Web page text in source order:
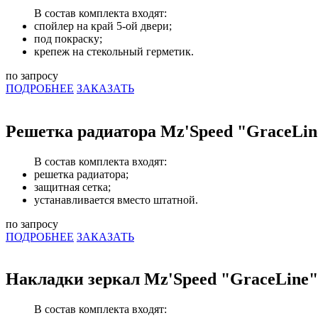
В состав комплекта входят:
спойлер на край 5-ой двери;
под покраску;
крепеж на стекольный герметик.
по запросу
ПОДРОБНЕЕ ЗАКАЗАТЬ
Решетка радиатора Mz'Speed
В состав комплекта входят:
решетка радиатора;
защитная сетка;
устанавливается вместо штатной.
по запросу
ПОДРОБНЕЕ ЗАКАЗАТЬ
Накладки зеркал Mz'Speed "GraceLine"
В состав комплекта входят: